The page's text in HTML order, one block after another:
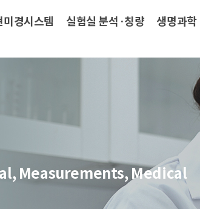
미경시스템 실험실 분석·칭량 생명과학
Measurements, Medical